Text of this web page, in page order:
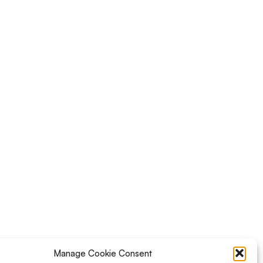
Manage Cookie Consent